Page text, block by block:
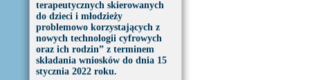
terapeutycznych skierowanych
do dzieci i młodzieży
problemowo korzystających z
nowych technologii cyfrowych
oraz ich rodzin” z terminem
składania wniosków do dnia 15
stycznia 2022 roku.